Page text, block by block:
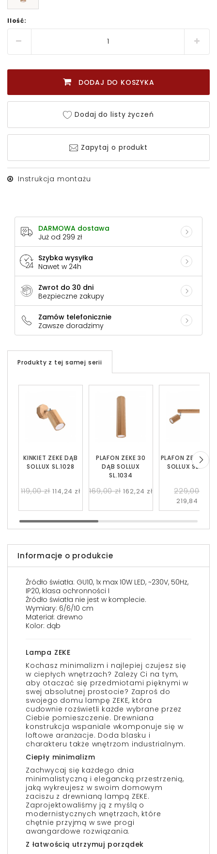
Ilość:
DODAJ DO KOSZYKA
Dodaj do listy życzeń
Zapytaj o produkt
Instrukcja montażu
DARMOWA dostawa
Już od 299 zł
Szybka wysyłka
Nawet w 24h
Zwrot do 30 dni
Bezpieczne zakupy
Zamów telefonicznie
Zawsze doradzimy
Produkty z tej samej serii
PLAFON ZEKE 30
DĄB SOLLUX
SL.1034
169,00 zł 162,24 zł
PLAFON ZEKE 2
SOLLUX SL.1029
229,00 zł
219,84 zł
KINKIET ZEKE DĄB
SOLLUX SL.1028
119,00 zł 114,24 zł
Informacje o produkcie
Źródło światła: GU10, 1x max 10W LED, ~230V, 50Hz,
IP20, klasa ochronności I
Źródło światła nie jest w komplecie.
Wymiary: 6/6/10 cm
Materiał: drewno
Kolor: dąb
Lampa ZEKE
Kochasz minimalizm i najlepiej czujesz się
w ciepłych wnętrzach? Zależy Ci na tym,
aby otaczać się przedmiotami pięknymi w
swej absolutnej prostocie? Zaproś do
swojego domu lampę ZEKE, która
cudownie rozświetli każde wybrane przez
Ciebie pomieszczenie. Drewniana
konstrukcja wspaniale wkomponuje się w
loftowe aranżacje. Doda blasku i
charakteru także wnętrzom industrialnym.
Ciepły minimalizm
Zachwycaj się każdego dnia
minimalistyczną i elegancką przestrzenią,
jaką wykreujesz w swoim domowym
zaciszu z drewnianą lampą ZEKE.
Zaprojektowaliśmy ją z myślą o
modernistycznych wnętrzach, które
chętnie przyjmą w swe progi
awangardowe rozwiązania.
Z łatwością utrzymuj porządek